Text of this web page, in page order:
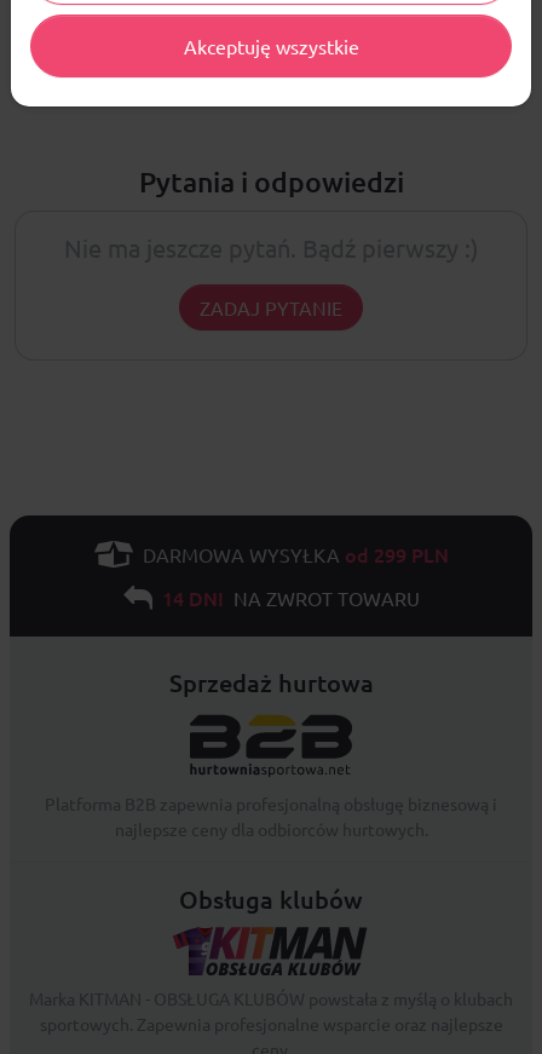
Nie ma jeszcze żadnej recenzji produktu
Pytania i odpowiedzi
ZADAJ PYTANIE
DARMOWA WYSYŁKA od 299 PLN
14 DNI NA ZWROT TOWARU
Sprzedaż hurtowa
Obsługa klubów
Akceptuję wszystkie